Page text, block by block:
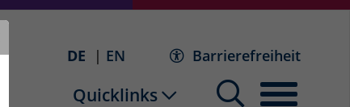
DE EN Barrierefreiheit
Quicklinks